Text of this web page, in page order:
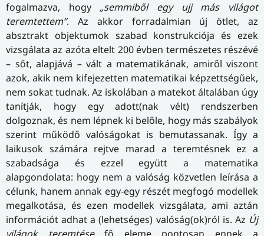
fogalmazva, hogy „semmiből egy ujj más világot
teremtettem”. Az akkor forradalmian új ötlet, az
absztrakt objektumok szabad konstrukciója és ezek
vizsgálata az azóta eltelt 200 évben természetes részévé
– sőt, alapjává – vált a matematikának, amiről viszont
azok, akik nem kifejezetten matematikai képzettségűek,
nem sokat tudnak. Az iskolában a matekot általában úgy
tanítják, hogy egy adott(nak vélt) rendszerben
dolgoznak, és nem lépnek ki belőle, hogy más szabályok
szerint működő valóságokat is bemutassanak. Így a
laikusok számára rejtve marad a teremtésnek ez a
szabadsága és ezzel együtt a matematika
alapgondolata: hogy nem a valóság közvetlen leírása a
célunk, hanem annak egy-egy részét megfogó modellek
megalkotása, és ezen modellek vizsgálata, ami aztán
információt adhat a (lehetséges) valóság(ok)ról is. Az Új